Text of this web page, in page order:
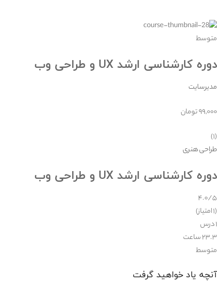
متوسط
دوره کارشناسی ارشد UX و طراحی وب
مدیرسایت
۹۹,۰۰۰ تومان
(۱)
طراحی هنری
دوره کارشناسی ارشد UX و طراحی وب
۴.۰/۵
(۱ امتیاز)
۱ درس
۲۳.۳ ساعت
متوسط
آنچه یاد خواهید گرفت